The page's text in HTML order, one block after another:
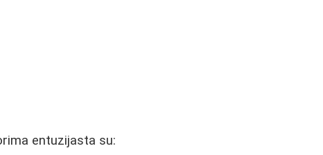
entuzijasta su: